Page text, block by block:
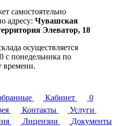
самостоятельно
адресу: Чувашская
Элеватор, 18
осуществляется
с понедельника по
времени.
Кабинет
0
Контакты
Услуги
Лицензии
Документы